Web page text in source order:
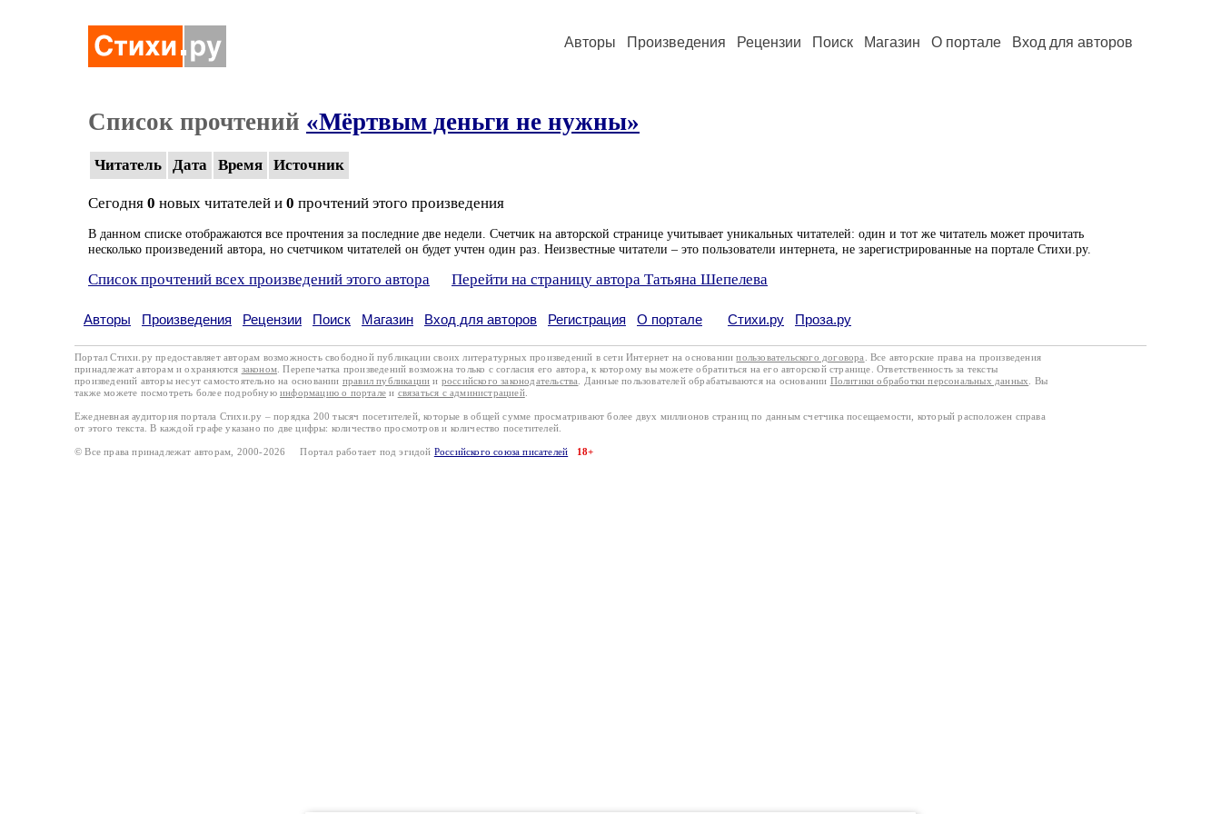
Авторы Произведения Рецензии Поиск Магазин О портале Вход для авторов
Список прочтений «Мёртвым деньги не нужны»
Читатель Дата Время Источник
Сегодня 0 новых читателей и 0 прочтений этого произведения
В данном списке отображаются все прочтения за последние две недели. Счетчик на авторской странице учитывает уникальных читателей: один и тот же читатель может прочитать
несколько произведений автора, но счетчиком читателей он будет учтен один раз. Неизвестные читатели – это пользователи интернета, не зарегистрированные на портале Стихи.ру.
Список прочтений всех произведений этого автора Перейти на страницу автора Татьяна Шепелева
Авторы Произведения Рецензии Поиск Магазин Вход для авторов Регистрация О портале Стихи.ру Проза.ру
Портал Стихи.ру предоставляет авторам возможность свободной публикации своих литературных произведений в сети Интернет на основаниипользовательского договора
. Все авторские права на произведения
принадлежат авторам и охраняются законом . Перепечатка произведений возможна только с согласия его автора, к которому вы можете обратиться на его авторской странице. Ответственность за тексты
произведений авторы несут самостоятельно на основании правил публикации и российского законодательства . Данные пользователей обрабатываются на основании Политики обработки персональных данных
. Вы
также можете посмотреть более подробную информацию о портале и связаться с администрацией.
Ежедневная аудитория портала Стихи.ру – порядка 200 тысяч посетителей, которые в общей сумме просматривают более двух миллионов страниц по данным счетчика посещаемости, который расположен справа
от этого текста. В каждой графе указано по две цифры: количество просмотров и количество посетителей.
© Все права принадлежат авторам, 2000-2026 Портал работает под эгидой Российского союза писателей 18+